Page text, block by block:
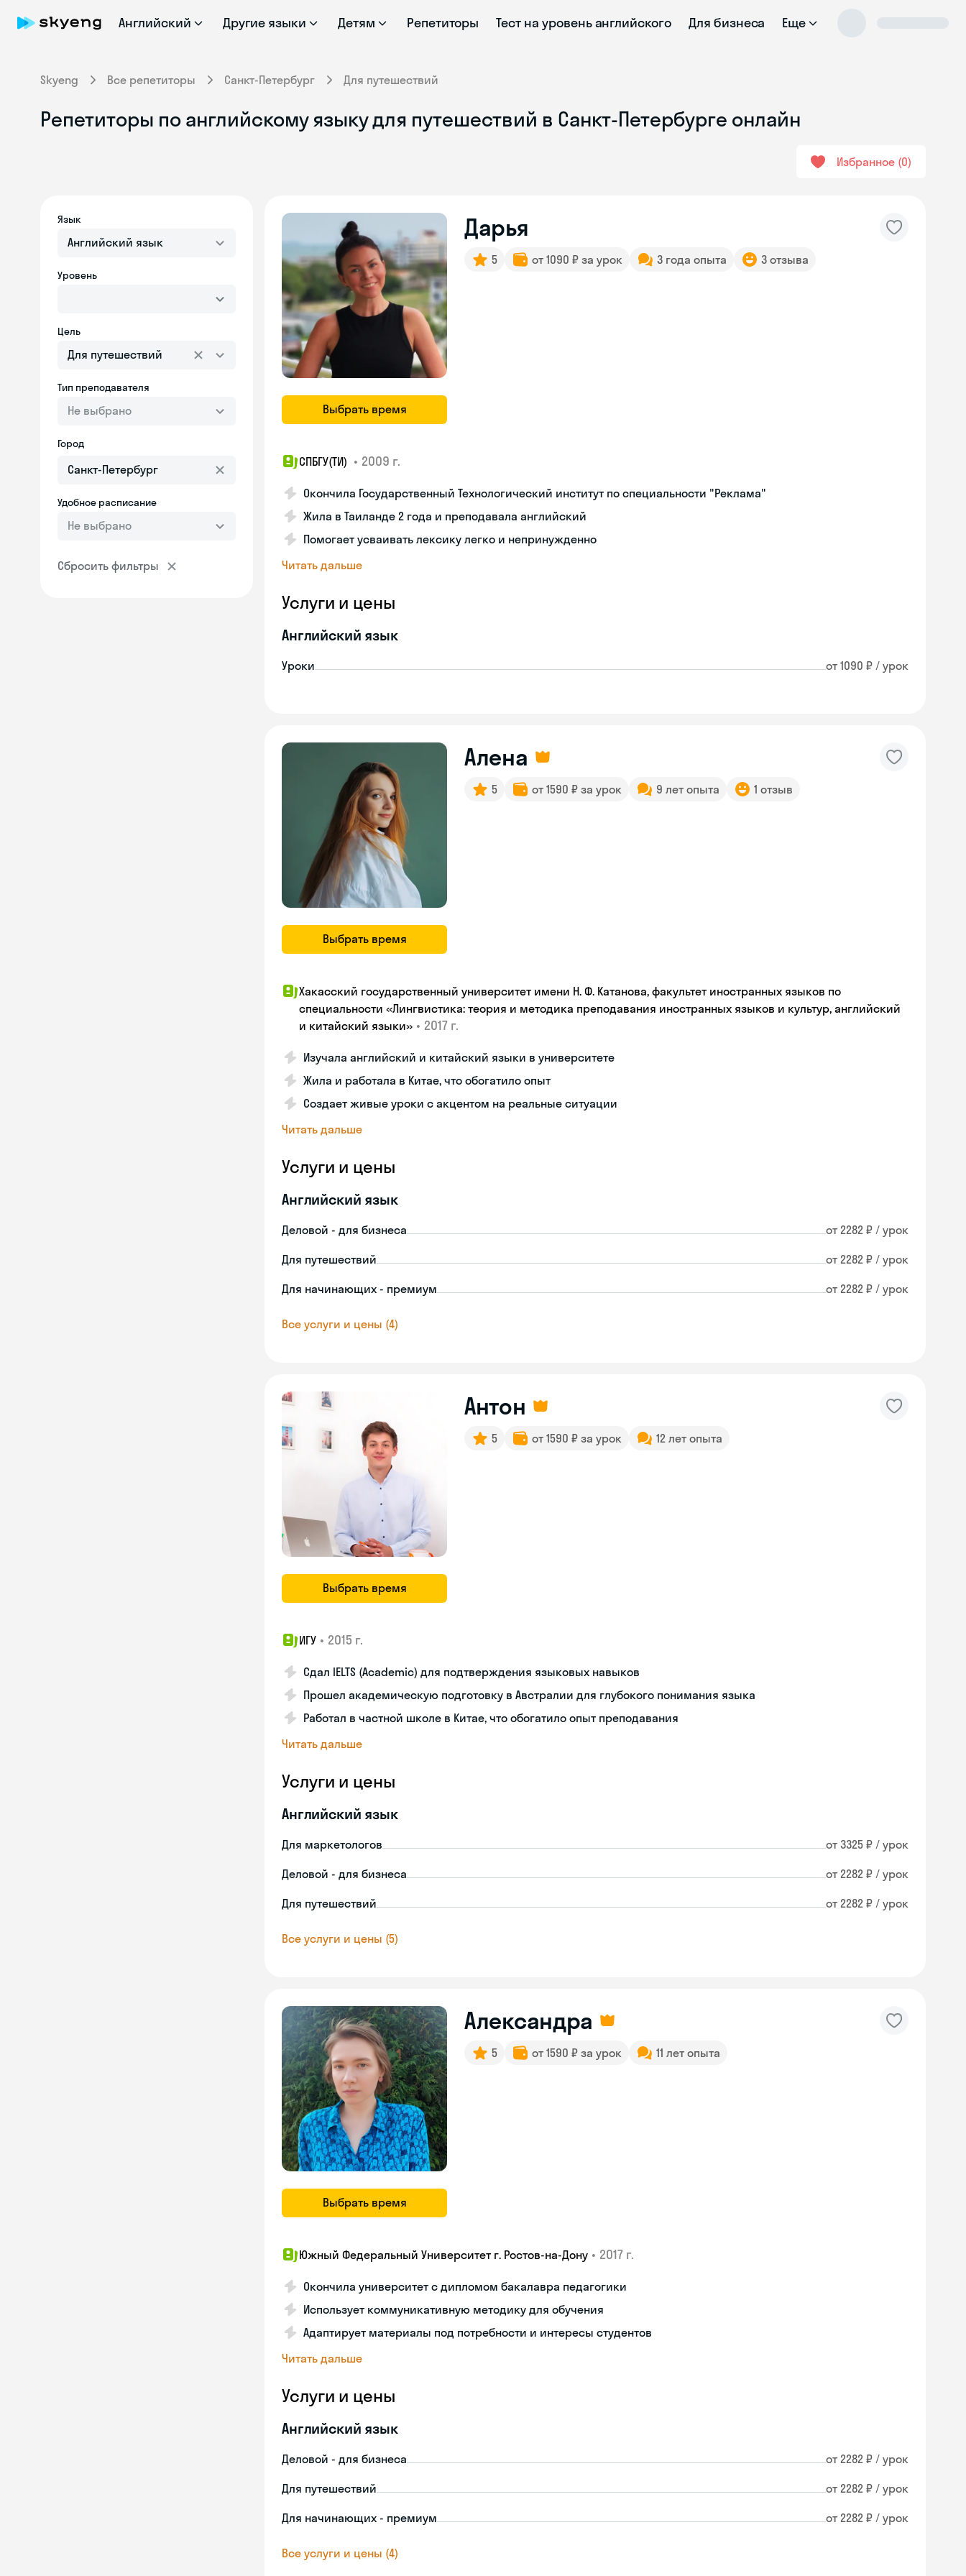
Английский Другие языки Детям Репетиторы Тест на уровень английского Для бизнеса Еще
Skyeng Все репетиторы Санкт-Петербург Для путешествий
Репетиторы по английскому языку для путешествий в Санкт-Петербурге онлайн
Избранное 0
Язык
Английский язык
Уровень
Цель
Для путешествий
Тип преподавателя
Не выбрано
Город
Удобное расписание
Не выбрано
Сбросить фильтры
Выбрать время
Дарья
5 от 1090 ₽ за урок 3 года опыта 3 отзыва
СПБГУ(ТИ) • 2009 г.
Окончила Государственный Технологический институт по специальности "Реклама"
Жила в Таиланде 2 года и преподавала английский
Помогает усваивать лексику легко и непринужденно
Читать дальше
Услуги и цены
Английский язык
Уроки от 1090 ₽ / урок
Выбрать время
Алена
5 от 1590 ₽ за урок 9 лет опыта 1 отзыв
Хакасский государственный университет имени Н. Ф. Катанова, факультет иностранных языков по
специальности «Лингвистика: теория и методика преподавания иностранных языков и культур, английский
и китайский языки» • 2017 г.
Изучала английский и китайский языки в университете
Жила и работала в Китае, что обогатило опыт
Создает живые уроки с акцентом на реальные ситуации
Читать дальше
Услуги и цены
Английский язык
Деловой - для бизнеса от 2282 ₽ / урок
Для путешествий от 2282 ₽ / урок
Для начинающих - премиум от 2282 ₽ / урок
Все услуги и цены (4)
Выбрать время
Антон
5 от 1590 ₽ за урок 12 лет опыта
ИГУ • 2015 г.
Сдал IELTS (Academic) для подтверждения языковых навыков
Прошел академическую подготовку в Австралии для глубокого понимания языка
Работал в частной школе в Китае, что обогатило опыт преподавания
Читать дальше
Услуги и цены
Английский язык
Для маркетологов от 3325 ₽ / урок
Деловой - для бизнеса от 2282 ₽ / урок
Для путешествий от 2282 ₽ / урок
Все услуги и цены (5)
Выбрать время
Александра
5 от 1590 ₽ за урок 11 лет опыта
Южный Федеральный Университет г. Ростов-на-Дону • 2017 г.
Окончила университет с дипломом бакалавра педагогики
Использует коммуникативную методику для обучения
Адаптирует материалы под потребности и интересы студентов
Читать дальше
Услуги и цены
Английский язык
Деловой - для бизнеса от 2282 ₽ / урок
Для путешествий от 2282 ₽ / урок
Для начинающих - премиум от 2282 ₽ / урок
Все услуги и цены (4)